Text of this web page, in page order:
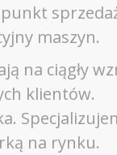
maszyn.
na ciągły
klientów.
na rynku.